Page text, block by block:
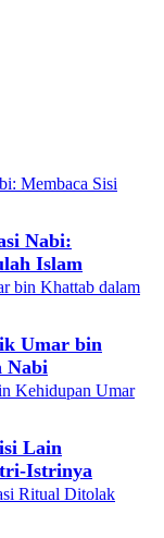
Nabi:
Islam
Umar bin
Nabi
Lain
Istrinya